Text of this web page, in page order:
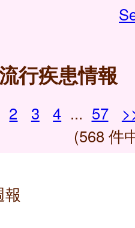
行疾患情報
2 3 4 ... 57
(568 件